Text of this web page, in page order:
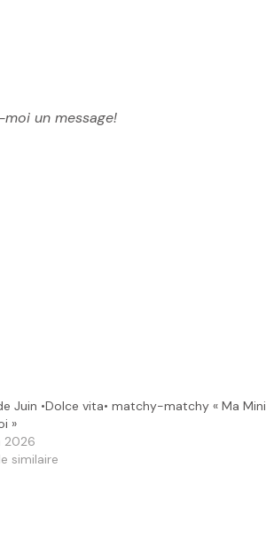
un message!
Juin •Dolce vita• matchy-matchy « Ma Mini
»
2026
similaire